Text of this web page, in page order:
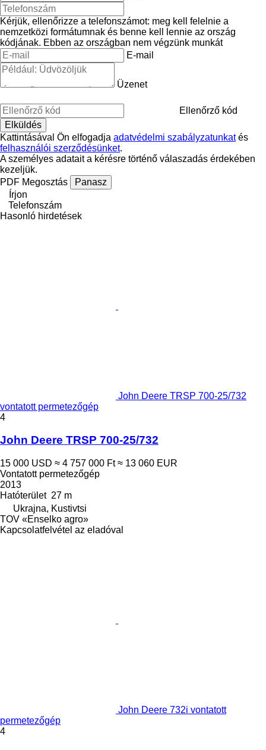
Kérjük, ellenőrizze a telefonszámot: meg kell felelnie a
nemzetközi formátumnak és benne kell lennie az ország
kódjának. Ebben az országban nem végzünk munkát
E-mail
Üzenet
Ellenőrző kód
Kattintásával Ön elfogadja adatvédelmi szabályzatunkatés
felhasználói szerződésünket.
A személyes adatait a kérésre történő válaszadás érdekében
kezeljük.
PDF Megosztás
Panasz
Írjon
Telefonszám
Hasonló hirdetések
John Deere TRSP 700-25/732
vontatott permetezőgép
4
John Deere TRSP 700-25/732
15 000 USD ≈ 4 757 000 Ft ≈ 13 060 EUR
Vontatott permetezőgép
2013
Hatóterület 27 m
Ukrajna, Kustivtsi
TOV «Enselko agro»
Kapcsolatfelvétel az eladóval
John Deere 732i vontatott
permetezőgép
4